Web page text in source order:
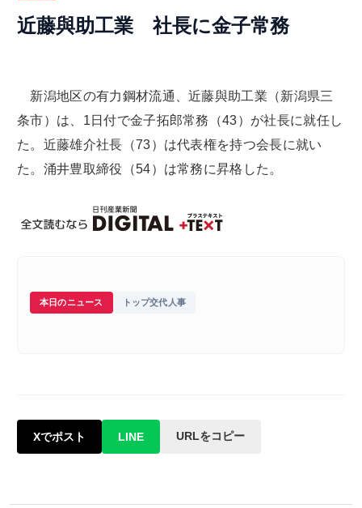
近藤與助工業 社長に金子常務
新潟地区の有力鋼材流通、近藤與助工業（新潟県三
条市）は、1日付で金子拓郎常務（43）が社長に就任し
た。近藤雄介社長（73）は代表権を持つ会長に就い
た。涌井豊取締役（54）は常務に昇格した。
本日のニュース トップ交代人事
Xでポスト LINE URLをコピー